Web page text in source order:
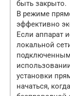
быть закрыто.
В режиме
эффективно
Если аппарат
локальной
установки
начаться,